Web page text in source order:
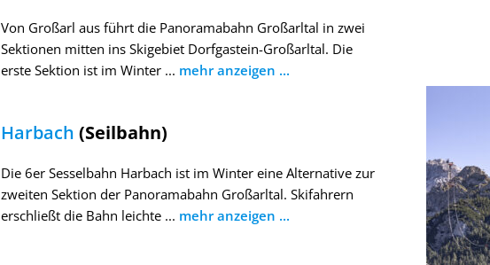
Von Großarl aus führt die Panoramabahn Großarltal in zwei
Sektionen mitten ins Skigebiet Dorfgastein-Großarltal. Die
erste Sektion ist im Winter ... mehr anzeigen ...
Harbach (Seilbahn)
Die 6er Sesselbahn Harbach ist im Winter eine Alternative zur
zweiten Sektion der Panoramabahn Großarltal. Skifahrern
erschließt die Bahn leichte ... mehr anzeigen ...